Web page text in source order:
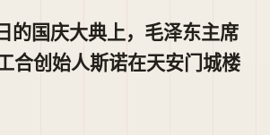
的国庆大典上，毛泽东主席
合创始人斯诺在天安门城楼